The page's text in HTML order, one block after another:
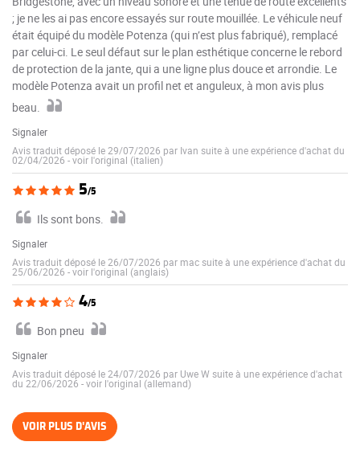
; je ne les ai pas encore essayés sur route mouillée. Le véhicule neuf
était équipé du modèle Potenza (qui n’est plus fabriqué), remplacé
par celui-ci. Le seul défaut sur le plan esthétique concerne le rebord
de protection de la jante, qui a une ligne plus douce et arrondie. Le
modèle Potenza avait un profil net et anguleux, à mon avis plus
beau.
Signaler
Avis traduit déposé le 29/07/2026 par Ivan suite à une expérience d'achat du
02/04/2026 -voir l'original (italien)
5/5
Ils sont bons.
Signaler
Avis traduit déposé le 26/07/2026 par mac suite à une expérience d'achat du
25/06/2026 -voir l'original (anglais)
4/5
Bon pneu
Signaler
Avis traduit déposé le 24/07/2026 par Uwe W suite à une expérience d'achat
du 22/06/2026 -voir l'original (allemand)
VOIR PLUS D'AVIS